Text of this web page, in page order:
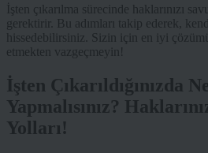
İşten çıkarılma sürecinde haklarınızı
gerektirir. Bu adımları takip ederek,
hissedebilirsiniz. Sizin için en iyi
etmekten vazgeçmeyin!
İşten Çıkarıldığınızda
Yapmalısınız?
Yolları!